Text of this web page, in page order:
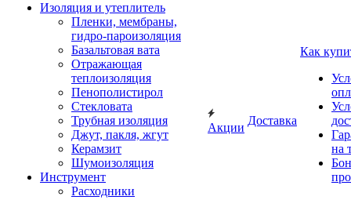
Изоляция и утеплитель
Пленки, мембраны,
гидро-пароизоляция
Базальтовая вата
Отражающая
теплоизоляция
Пенополистирол
Стекловата
Трубная изоляция
Джут, пакля, жгут
Керамзит
Шумоизоляция
Инструмент
Расходники
Акции
Доставка
Как
на